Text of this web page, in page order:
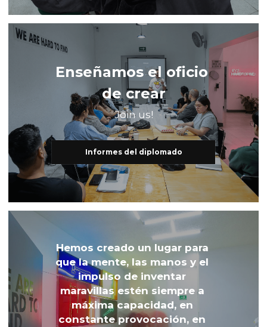
Enseñamos el oficio
de crear
Join us!
Informes del diplomado
Hemos creado un lugar para
que la mente, las manos y el
impulso de inventar
maravillas estén siempre a
máxima capacidad, en
constante provocación, en